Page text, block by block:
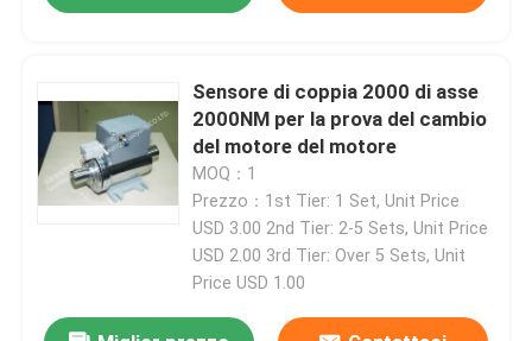
Dinamometro di CA
Banco di prova dinamico
Dispositivo di misura del consumo di combustibile
Misuratore di coppia di digitaleee
Sensore di coppia 2000 di asse
2000NM per la prova del cambio
del motore del motore
MOQ：1
Prezzo：1st Tier: 1 Set, Unit Price
USD 3.00 2nd Tier: 2-5 Sets, Unit Price
USD 2.00 3rd Tier: Over 5 Sets, Unit
Price USD 1.00